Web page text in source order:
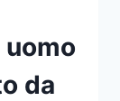
da